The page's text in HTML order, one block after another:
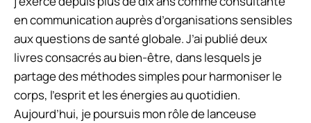
en communication auprès d’organisations sensibles
aux questions de santé globale. J’ai publié deux
livres consacrés au bien-être, dans lesquels je
partage des méthodes simples pour harmoniser le
corps, l’esprit et les énergies au quotidien.
Aujourd’hui, je poursuis mon rôle de lanceuse